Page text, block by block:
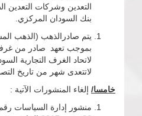
التعدين وشركات التعدين
بنك السودان المركزي.
يتم صادرالذهب (الذهب
بموجب تعهد صادر من
لاتحاد الغرف التجارية
لاتتعدى شهر من تاريخ
خامسا/ إلغاء المنشورات الآتية :